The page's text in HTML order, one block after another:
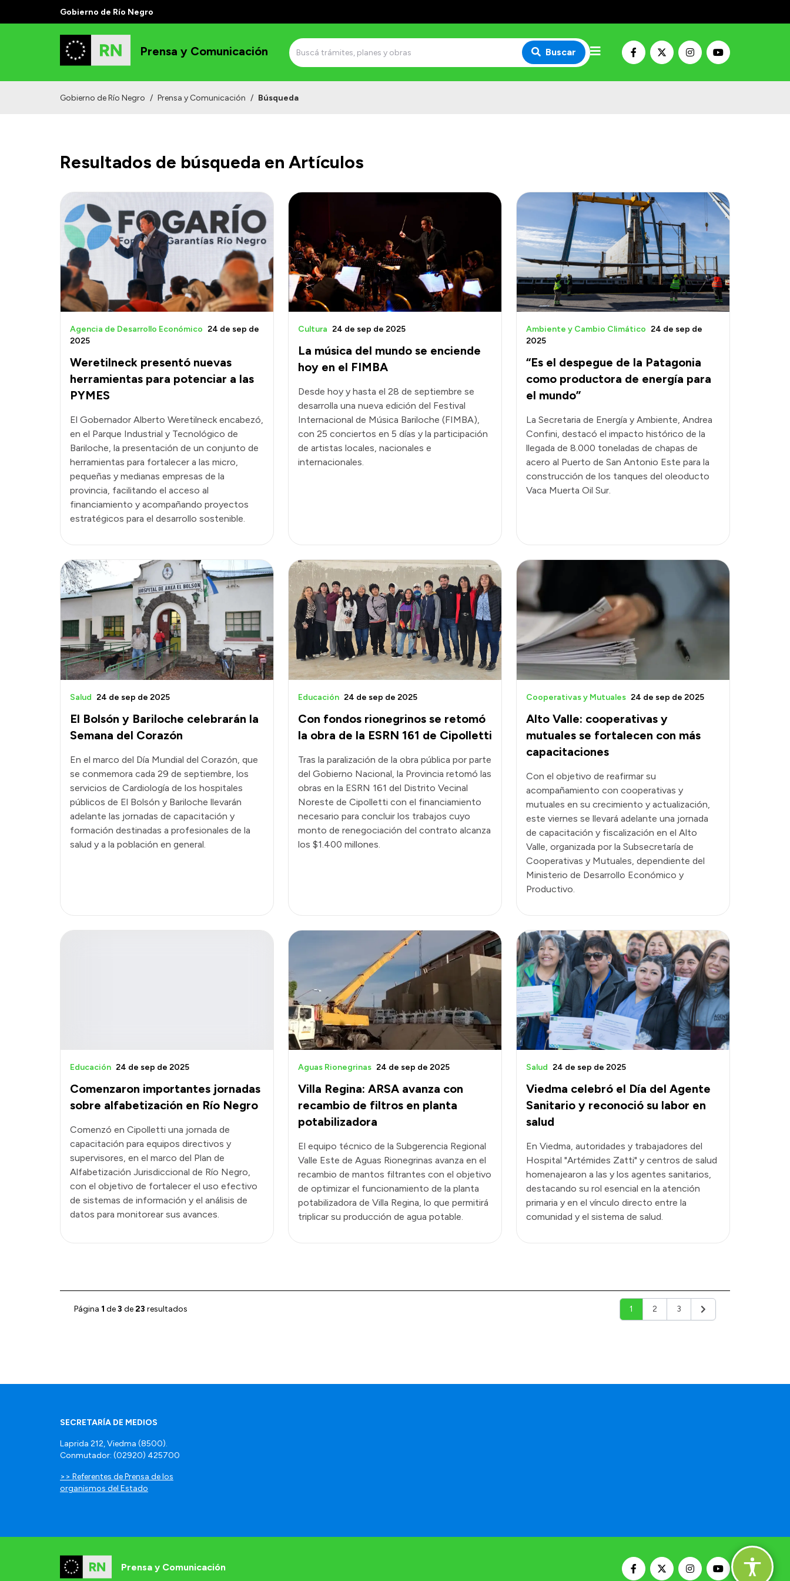
Gobierno de Río Negro
Prensa y Comunicación Buscar
Gobierno de Río Negro / Prensa y Comunicación / Búsqueda
Resultados de búsqueda en Artículos
Weretilneck presentó nuevas
herramientas para potenciar a las
PYMES
Agencia de Desarrollo Económico 24 de sep de
2025
El Gobernador Alberto Weretilneck encabezó,
en el Parque Industrial y Tecnológico de
Bariloche, la presentación de un conjunto de
herramientas para fortalecer a las micro,
pequeñas y medianas empresas de la
provincia, facilitando el acceso al
financiamiento y acompañando proyectos
estratégicos para el desarrollo sostenible.
La música del mundo se enciende
hoy en el FIMBA
Cultura 24 de sep de 2025
Desde hoy y hasta el 28 de septiembre se
desarrolla una nueva edición del Festival
Internacional de Música Bariloche (FIMBA),
con 25 conciertos en 5 días y la participación
de artistas locales, nacionales e
internacionales.
“Es el despegue de la Patagonia
como productora de energía para
el mundo”
Ambiente y Cambio Climático 24 de sep de
2025
La Secretaria de Energía y Ambiente, Andrea
Confini, destacó el impacto histórico de la
llegada de 8.000 toneladas de chapas de
acero al Puerto de San Antonio Este para la
construcción de los tanques del oleoducto
Vaca Muerta Oil Sur.
El Bolsón y Bariloche celebrarán la
Semana del Corazón
Salud 24 de sep de 2025
En el marco del Día Mundial del Corazón, que
se conmemora cada 29 de septiembre, los
servicios de Cardiología de los hospitales
públicos de El Bolsón y Bariloche llevarán
adelante las jornadas de capacitación y
formación destinadas a profesionales de la
salud y a la población en general.
Con fondos rionegrinos se retomó
la obra de la ESRN 161 de Cipolletti
Educación 24 de sep de 2025
Tras la paralización de la obra pública por parte
del Gobierno Nacional, la Provincia retomó las
obras en la ESRN 161 del Distrito Vecinal
Noreste de Cipolletti con el financiamiento
necesario para concluir los trabajos cuyo
monto de renegociación del contrato alcanza
los $1.400 millones.
Alto Valle: cooperativas y
mutuales se fortalecen con más
capacitaciones
Cooperativas y Mutuales 24 de sep de 2025
Con el objetivo de reafirmar su
acompañamiento con cooperativas y
mutuales en su crecimiento y actualización,
este viernes se llevará adelante una jornada
de capacitación y fiscalización en el Alto
Valle, organizada por la Subsecretaría de
Cooperativas y Mutuales, dependiente del
Ministerio de Desarrollo Económico y
Productivo.
Comenzaron importantes jornadas
sobre alfabetización en Río Negro
Educación 24 de sep de 2025
Comenzó en Cipolletti una jornada de
capacitación para equipos directivos y
supervisores, en el marco del Plan de
Alfabetización Jurisdiccional de Río Negro,
con el objetivo de fortalecer el uso efectivo
de sistemas de información y el análisis de
datos para monitorear sus avances.
Villa Regina: ARSA avanza con
recambio de filtros en planta
potabilizadora
Aguas Rionegrinas 24 de sep de 2025
El equipo técnico de la Subgerencia Regional
Valle Este de Aguas Rionegrinas avanza en el
recambio de mantos filtrantes con el objetivo
de optimizar el funcionamiento de la planta
potabilizadora de Villa Regina, lo que permitirá
triplicar su producción de agua potable.
Viedma celebró el Día del Agente
Sanitario y reconoció su labor en
salud
Salud 24 de sep de 2025
En Viedma, autoridades y trabajadores del
Hospital "Artémides Zatti" y centros de salud
homenajearon a las y los agentes sanitarios,
destacando su rol esencial en la atención
primaria y en el vínculo directo entre la
comunidad y el sistema de salud.
Página 1 de3 de23 resultados 1 2 3 Siguiente
SECRETARÍA DE MEDIOS
Laprida 212, Viedma (8500).
Conmutador: (02920) 425700
>> Referentes de Prensa de los
organismos del Estado
Prensa y Comunicación